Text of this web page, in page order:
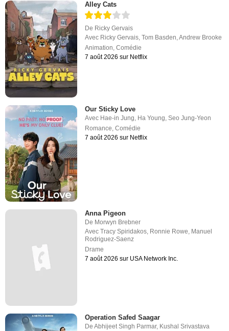
Alley Cats
De Ricky Gervais
Avec Ricky Gervais,Tom Basden,Andrew Brooke
Animation,Comédie
7 août 2026 sur Netflix
Our Sticky Love
Avec Hae-in Jung Ha Young ,Seo Jung-Yeon
Romance ,Comédie
7 août 2026 sur Netflix
Anna Pigeon
De Morwyn Brebner
AvecTracy Spiridakos, Ronnie Rowe, Manuel
Rodriguez-Saenz
Drame
7 août 2026 sur USA Network Inc.
Operation Safed Saagar
DeAbhijeet Singh Parmar, Kushal Srivastava